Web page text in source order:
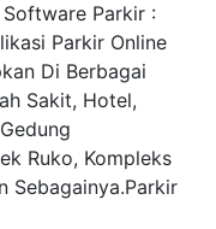
Parkir :
Parkir Online
Di Berbagai
Sakit, Hotel,
Ruko, Kompleks
Sebagainya.Parkir